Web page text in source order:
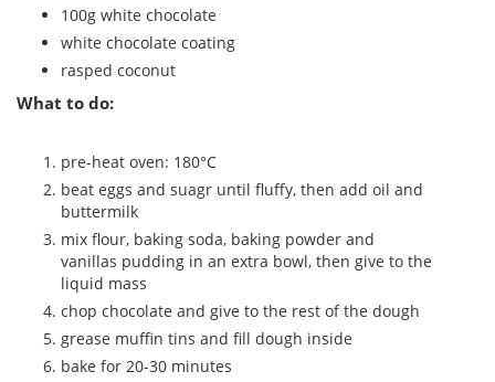
100g white chocolate
white chocolate coating
rasped coconut
What to do:
pre-heat oven: 180°C
beat eggs and suagr until fluffy, then add oil and
buttermilk
mix flour, baking soda, baking powder and
vanillas pudding in an extra bowl, then give to the
liquid mass
chop chocolate and give to the rest of the dough
grease muffin tins and fill dough inside
bake for 20-30 minutes